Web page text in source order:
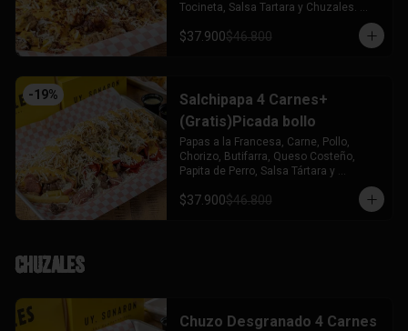
Tocineta, Salsa Tartara y Chuzales.
Acompañado de una Picada de Bollo
(Gratis)
$37.900$46.800
-19%
Salchipapa 4 Carnes+
(Gratis)Picada bollo
Papas a la Francesa, Carne, Pollo,
Chorizo, Butifarra, Queso Costeño,
Papita de Perro, Salsa Tártara y
Chúzales. Acompañado de una Picada
de Bollo (Gratis)
$37.900$46.800
Chuzales
Chuzo Desgranado 4 Carnes